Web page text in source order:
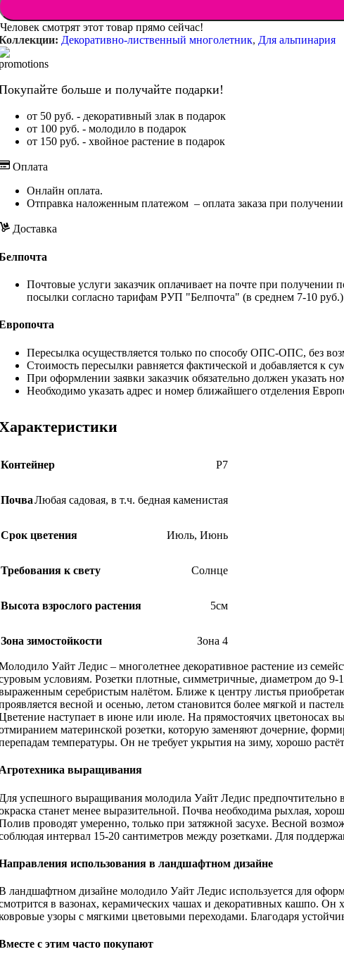
Человек смотрят этот товар прямо сейчас!
Декоративно-лиственный многолетник, Для альпинария
больше и получайте подарки!
от 50 руб. - декоративный злак в подарок
от 100 руб. - молодило в подарок
от 150 руб. - хвойное растение в подарок
Оплата
Онлайн оплата.
Отправка наложенным платежом – оплата заказа при
Доставка
Почтовые услуги заказчик оплачивает на почте при получении
посылки согласно тарифам РУП "Белпочта" (в среднем 7-10 руб.)
Пересылка осуществляется только по способу ОПС-ОПС, без
Стоимость пересылки равняется фактической и добавляется к
При оформлении заявки заказчик обязательно должен указать
Необходимо указать адрес и номер ближайшего отделения
Контейнер Р7
ПочваЛюбая садовая, в т.ч. бедная каменистая
Срок цветения Июль, Июнь
Требования к свету Солнце
Высота взрослого растения 5см
Зона зимостойкости Зона 4
Уайт Ледис – многолетнее декоративное растение из
условиям. Розетки плотные, симметричные, диаметром до 9-
серебристым налётом. Ближе к центру листья
весной и осенью, летом становится более мягкой и
наступает в июне или июле. На прямостоячих цветоносах
материнской розетки, которую заменяют дочерние,
температуры. Он не требует укрытия на зиму, хорошо
выращивания
успешного выращивания молодила Уайт Ледис предпочтительно
станет менее выразительной. Почва необходима рыхлая,
проводят умеренно, только при затяжной засухе. Весной
интервал 15-20 сантиметров между розетками. Для
использования в ландшафтном дизайне
ландшафтном дизайне молодило Уайт Ледис используется для
в вазонах, керамических чашах и декоративных кашпо. Он
узоры с мягкими цветовыми переходами. Благодаря
с этим часто покупают